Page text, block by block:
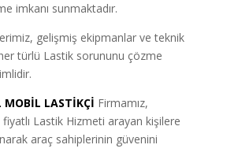
imkanı sunmaktadır.
gelişmiş ekipmanlar ve teknik
türlü Lastik sorununu çözme
MOBİL LASTİKÇİ Firmamız,
Lastik Hizmeti arayan kişilere
araç sahiplerinin güvenini